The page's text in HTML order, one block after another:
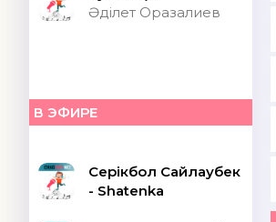
Әділет Оразалиев
В ЭФИРЕ
Серікбол Сайлаубек
- Shatenka